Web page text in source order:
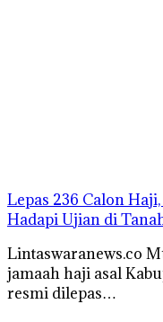
Lepas 236 Calon
Hadapi Ujian di
Lintaswaranews.co
jamaah haji asal
resmi dilepas…